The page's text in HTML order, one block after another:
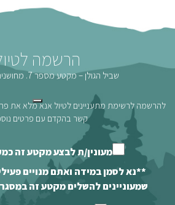
הרשמה
שביל הגולן – מקטע מספר 7. מחושניה לחניון דליות
להרשמה לרשימת מתעניינים לטיול אנא מלא את
קשר בהקדם עם פרטים
מעונין/ת לבצע מקטע זה
**נא לסמן במידה ואתם מנויים
שמעוניינים להשלים מקטע זה